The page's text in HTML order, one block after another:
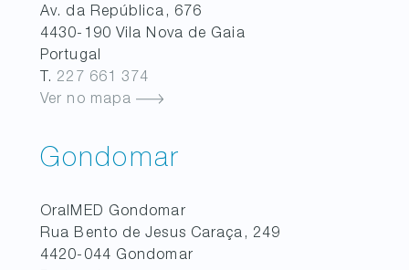
Av. da República, 676
4430-190 Vila Nova de Gaia
Portugal
T. 227 661 374
Ver no mapa
Gondomar
OralMED Gondomar
Rua Bento de Jesus Caraça, 249
4420-044 Gondomar